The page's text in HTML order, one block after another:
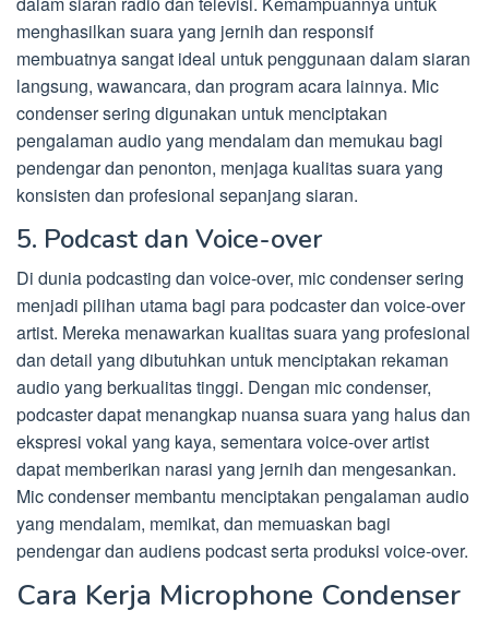
menghasilkan suara yang jernih dan responsif
membuatnya sangat ideal untuk penggunaan dalam siaran
langsung, wawancara, dan program acara lainnya. Mic
condenser sering digunakan untuk menciptakan
pengalaman audio yang mendalam dan memukau bagi
pendengar dan penonton, menjaga kualitas suara yang
konsisten dan profesional sepanjang siaran.
5. Podcast dan Voice-over
Di dunia podcasting dan voice-over, mic condenser sering
menjadi pilihan utama bagi para podcaster dan voice-over
artist. Mereka menawarkan kualitas suara yang profesional
dan detail yang dibutuhkan untuk menciptakan rekaman
audio yang berkualitas tinggi. Dengan mic condenser,
podcaster dapat menangkap nuansa suara yang halus dan
ekspresi vokal yang kaya, sementara voice-over artist
dapat memberikan narasi yang jernih dan mengesankan.
Mic condenser membantu menciptakan pengalaman audio
yang mendalam, memikat, dan memuaskan bagi
pendengar dan audiens podcast serta produksi voice-over.
Cara Kerja Microphone Condenser